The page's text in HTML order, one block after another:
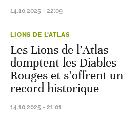
14.10.2025 - 22:09
LIONS DE L'ATLAS
Les Lions de l’Atlas
domptent les Diables
Rouges et s’offrent un
record historique
14.10.2025 - 21:01